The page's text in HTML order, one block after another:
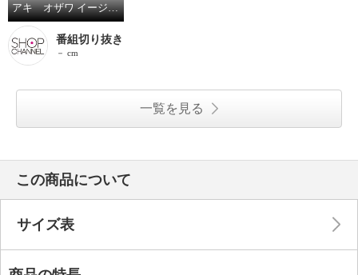
アキ オザワ イージーケア イージースタイリング 大人のための イージーパンツ “ＭＩＴＯ”
番組切り抜き
－ cm
一覧を見る
この商品について
サイズ表